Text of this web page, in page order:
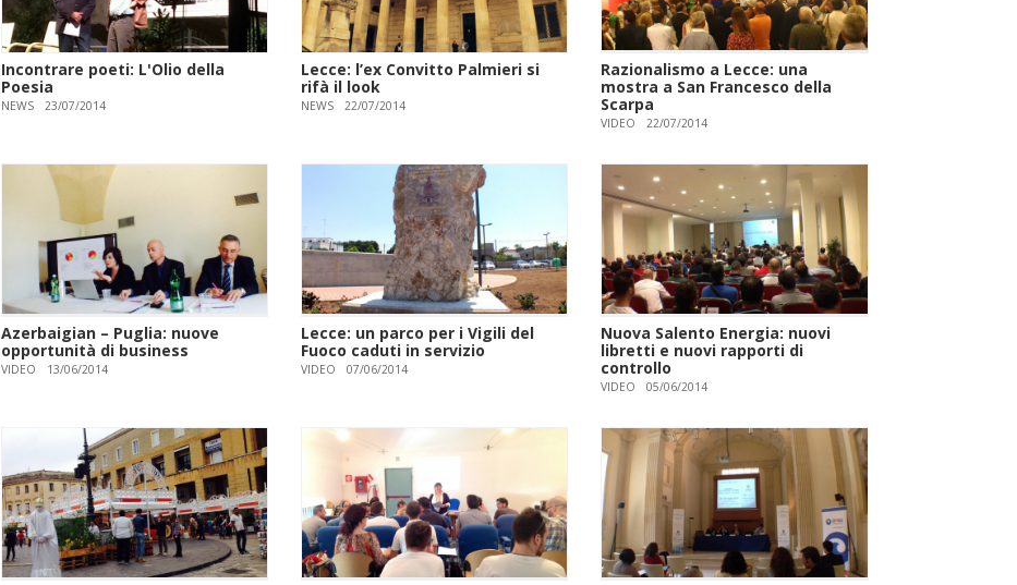
Incontrare poeti: L'Olio della
Poesia
NEWS 23/07/2014
Lecce: l’ex Convitto Palmieri si
rifà il look
NEWS 22/07/2014
Razionalismo a Lecce: una
mostra a San Francesco della
Scarpa
VIDEO 22/07/2014
Azerbaigian – Puglia: nuove
opportunità di business
VIDEO 13/06/2014
Lecce: un parco per i Vigili del
Fuoco caduti in servizio
VIDEO 07/06/2014
Nuova Salento Energia: nuovi
libretti e nuovi rapporti di
controllo
VIDEO 05/06/2014